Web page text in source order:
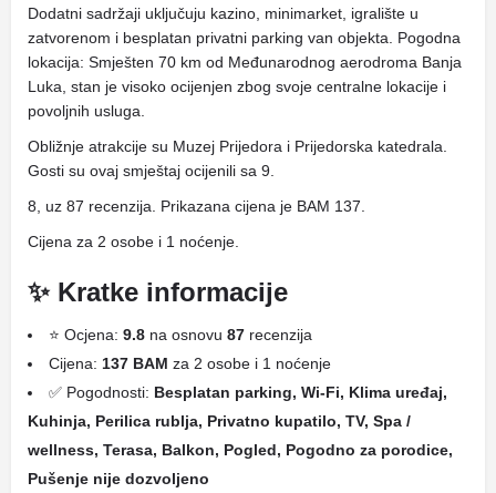
Dodatni sadržaji uključuju kazino, minimarket, igralište u
zatvorenom i besplatan privatni parking van objekta. Pogodna
lokacija: Smješten 70 km od Međunarodnog aerodroma Banja
Luka, stan je visoko ocijenjen zbog svoje centralne lokacije i
povoljnih usluga.
Obližnje atrakcije su Muzej Prijedora i Prijedorska katedrala.
Gosti su ovaj smještaj ocijenili sa 9.
8, uz 87 recenzija. Prikazana cijena je BAM 137.
Cijena za 2 osobe i 1 noćenje.
✨ Kratke informacije
⭐ Ocjena: 9.8 na osnovu 87 recenzija
Cijena: 137 BAM za 2 osobe i 1 noćenje
✅ Pogodnosti: Besplatan parking, Wi-Fi, Klima uređaj,
Kuhinja, Perilica rublja, Privatno kupatilo, TV, Spa /
wellness, Terasa, Balkon, Pogled, Pogodno za porodice,
Pušenje nije dozvoljeno